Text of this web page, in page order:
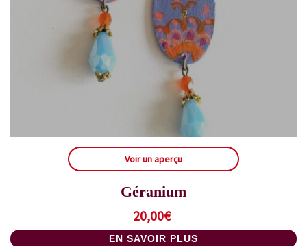
Voir un aperçu
Géranium
20,00€
EN SAVOIR PLUS